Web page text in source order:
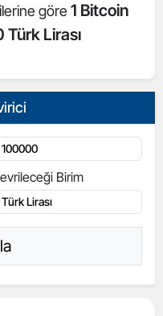
göre 1 Bitcoin
Lirası
Birim